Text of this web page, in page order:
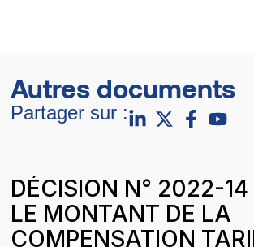
Autres documents
Partager sur :
DÉCISION N° 2022-
LE MONTANT DE LA
COMPENSATION